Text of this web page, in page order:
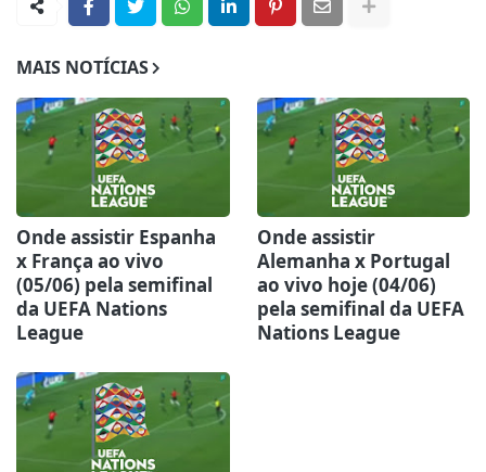
MAIS NOTÍCIAS
Onde assistir Espanha
x França ao vivo
(05/06) pela semifinal
da UEFA Nations
League
Onde assistir
Alemanha x Portugal
ao vivo hoje (04/06)
pela semifinal da UEFA
Nations League